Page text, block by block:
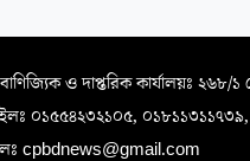
বাণিজ্যিক ও দাপ্তরিক কার্যালয়ঃ
০১৫৫৪২৩২১০৫,
cpbdnews@gmail.com